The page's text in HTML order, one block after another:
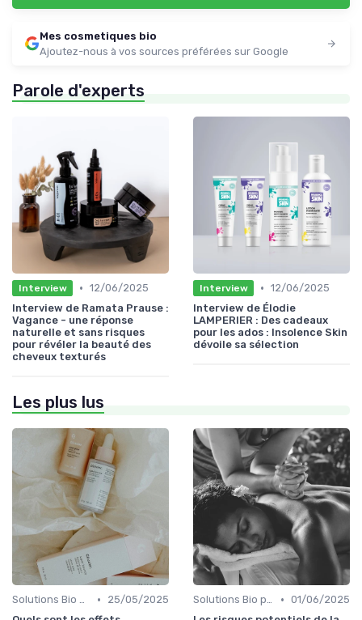
Mes cosmetiques bio
Ajoutez-nous à vos sources préférées sur Google
Parole d'experts
Interview • 12/06/2025
Interview de Ramata Prause :
Vagance - une réponse
naturelle et sans risques
pour révéler la beauté des
cheveux texturés
Interview • 12/06/2025
Interview de Élodie
LAMPERIER : Des cadeaux
pour les ados : Insolence Skin
dévoile sa sélection
Les plus lus
Solutions Bio pour Problèmes de Peau •
25/05/2025
Solutions Bio pour Problèmes de Peau • 01/06/2025